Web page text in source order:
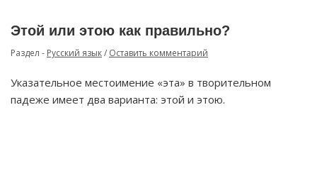
Этой или этою как правильно?
Раздел - Русский язык/ Оставить комментарий
Указательное местоимение «эта» в творительном
падеже имеет два варианта: этой и этою.